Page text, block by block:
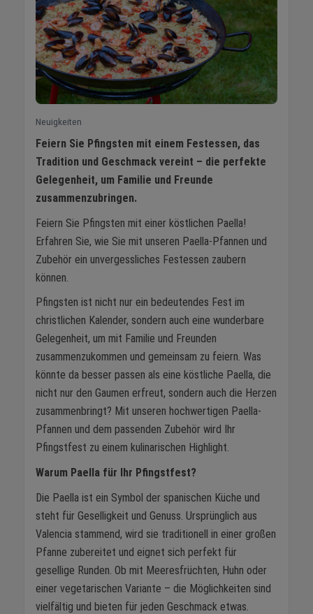
Neuigkeiten
Feiern Sie Pfingsten mit einem Festessen, das
Tradition und Geschmack vereint – die perfekte
Gelegenheit, um Familie und Freunde
zusammenzubringen.
Feiern Sie Pfingsten mit einer köstlichen Paella!
Erfahren Sie, wie Sie mit unseren Paella-Pfannen und
Zubehör ein unvergessliches Festessen zaubern
können.
Pfingsten ist nicht nur ein bedeutendes Fest im
christlichen Kalender, sondern auch eine wunderbare
Gelegenheit, um mit Familie und Freunden
zusammenzukommen und gemeinsam zu feiern. Was
könnte da besser passen als eine köstliche Paella, die
nicht nur den Gaumen erfreut, sondern auch die Herzen
zusammenbringt? Mit unseren hochwertigen Paella-
Pfannen und dem passenden Zubehör wird Ihr
Pfingstfest zu einem kulinarischen Highlight.
Warum Paella für Ihr Pfingstfest?
Die Paella ist ein Symbol der spanischen Küche und
steht für Geselligkeit und Genuss. Ursprünglich aus
Valencia stammend, wird sie traditionell in einer großen
Pfanne zubereitet und eignet sich perfekt für
gesellige Runden. Ob mit Meeresfrüchten, Huhn oder
einer vegetarischen Variante – die Möglichkeiten sind
vielfältig und bieten für jeden Geschmack etwas.